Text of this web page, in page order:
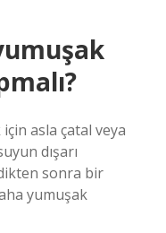
asla çatal veya
dışarı
sonra bir
yumuşak